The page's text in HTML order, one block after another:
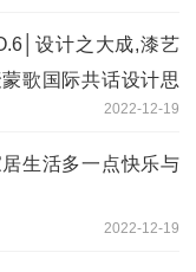
设计之大成,漆艺
歌国际共话设计思
2022-12-19
生活多一点快乐与
2022-12-19